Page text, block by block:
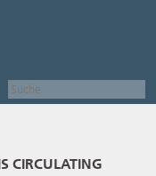
CIRCULATING